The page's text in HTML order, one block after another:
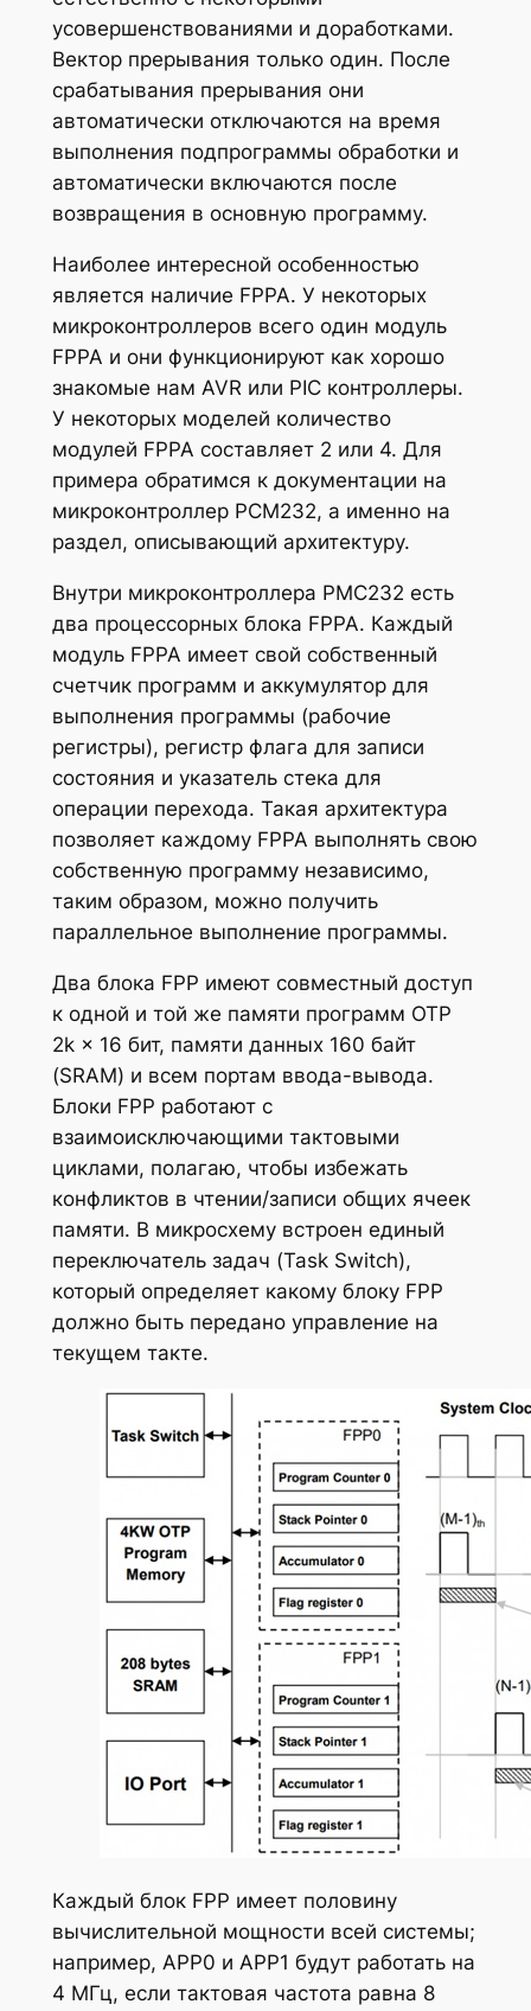
усовершенствованиями и доработками.
Вектор прерывания только один. После
срабатывания прерывания они
автоматически отключаются на время
выполнения подпрограммы обработки и
автоматически включаются после
возвращения в основную программу.
Наиболее интересной особенностью
является наличие FPPA. У некоторых
микроконтроллеров всего один модуль
FPPA и они функционируют как хорошо
знакомые нам AVR или PIC контроллеры.
У некоторых моделей количество
модулей FPPA составляет 2 или 4. Для
примера обратимся к документации на
микроконтроллер PCM232, а именно на
раздел, описывающий архитектуру.
Внутри микроконтроллера PMC232 есть
два процессорных блока FPPA. Каждый
модуль FPPA имеет свой собственный
счетчик программ и аккумулятор для
выполнения программы (рабочие
регистры), регистр флага для записи
состояния и указатель стека для
операции перехода. Такая архитектура
позволяет каждому FPPA выполнять свою
собственную программу независимо,
таким образом, можно получить
параллельное выполнение программы.
Два блока FPP имеют совместный доступ
к одной и той же памяти программ OTP
2k × 16 бит, памяти данных 160 байт
(SRAM) и всем портам ввода-вывода.
Блоки FPP работают с
взаимоисключающими тактовыми
циклами, полагаю, чтобы избежать
конфликтов в чтении/записи общих ячеек
памяти. В микросхему встроен единый
переключатель задач (Task Switch),
который определяет какому блоку FPP
должно быть передано управление на
текущем такте.
Каждый блок FPP имеет половину
вычислительной мощности всей системы;
например, APP0 и APP1 будут работать на
4 МГц, если тактовая частота равна 8